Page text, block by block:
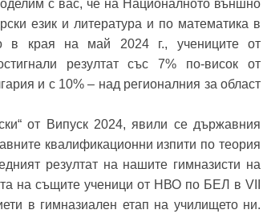
с вас, че на Националното външно
език и литература и по математика в
в края на май 2024 г., учениците от
резултат със 7% по-висок от
и с 10% – над регионалния за област
от Випуск 2024, явили се държавния
квалификационни изпити по теория
резултат на нашите гимназисти на
на същите ученици от НВО по БЕЛ в VII
в гимназиален етап на училището ни.